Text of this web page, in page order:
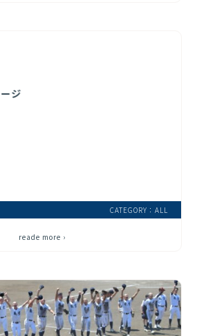
CATEGORY：ALL
reade more ›